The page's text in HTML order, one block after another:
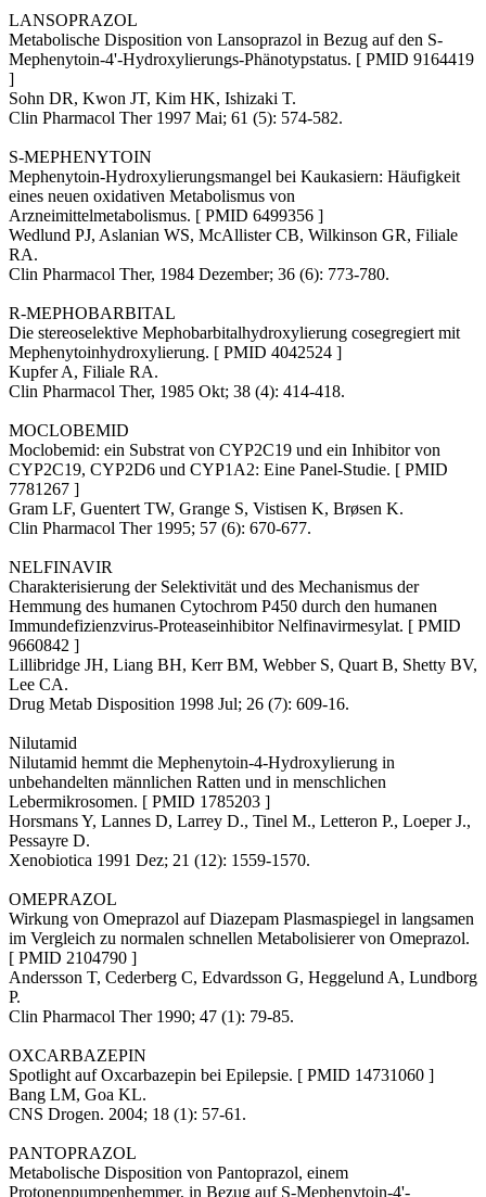
LANSOPRAZOL
Metabolische Disposition von Lansoprazol in Bezug auf den S-
Mephenytoin-4'-Hydroxylierungs-Phänotypstatus. [ PMID 9164419
]
Sohn DR, Kwon JT, Kim HK, Ishizaki T.
Clin Pharmacol Ther 1997 Mai; 61 (5): 574-582.
S-MEPHENYTOIN
Mephenytoin-Hydroxylierungsmangel bei Kaukasiern: Häufigkeit
eines neuen oxidativen Metabolismus von
Arzneimittelmetabolismus. [ PMID 6499356 ]
Wedlund PJ, Aslanian WS, McAllister CB, Wilkinson GR, Filiale
RA.
Clin Pharmacol Ther, 1984 Dezember; 36 (6): 773-780.
R-MEPHOBARBITAL
Die stereoselektive Mephobarbitalhydroxylierung cosegregiert mit
Mephenytoinhydroxylierung. [ PMID 4042524 ]
Kupfer A, Filiale RA.
Clin Pharmacol Ther, 1985 Okt; 38 (4): 414-418.
MOCLOBEMID
Moclobemid: ein Substrat von CYP2C19 und ein Inhibitor von
CYP2C19, CYP2D6 und CYP1A2: Eine Panel-Studie. [ PMID
7781267 ]
Gram LF, Guentert TW, Grange S, Vistisen K, Brøsen K.
Clin Pharmacol Ther 1995; 57 (6): 670-677.
NELFINAVIR
Charakterisierung der Selektivität und des Mechanismus der
Hemmung des humanen Cytochrom P450 durch den humanen
Immundefizienzvirus-Proteaseinhibitor Nelfinavirmesylat. [ PMID
9660842 ]
Lillibridge JH, Liang BH, Kerr BM, Webber S, Quart B, Shetty BV,
Lee CA.
Drug Metab Disposition 1998 Jul; 26 (7): 609-16.
Nilutamid
Nilutamid hemmt die Mephenytoin-4-Hydroxylierung in
unbehandelten männlichen Ratten und in menschlichen
Lebermikrosomen. [ PMID 1785203 ]
Horsmans Y, Lannes D, Larrey D., Tinel M., Letteron P., Loeper J.,
Pessayre D.
Xenobiotica 1991 Dez; 21 (12): 1559-1570.
OMEPRAZOL
Wirkung von Omeprazol auf Diazepam Plasmaspiegel in langsamen
im Vergleich zu normalen schnellen Metabolisierer von Omeprazol.
[ PMID 2104790 ]
Andersson T, Cederberg C, Edvardsson G, Heggelund A, Lundborg
P.
Clin Pharmacol Ther 1990; 47 (1): 79-85.
OXCARBAZEPIN
Spotlight auf Oxcarbazepin bei Epilepsie. [ PMID 14731060 ]
Bang LM, Goa KL.
CNS Drogen. 2004; 18 (1): 57-61.
PANTOPRAZOL
Metabolische Disposition von Pantoprazol, einem
Protonenpumpenhemmer, in Bezug auf S-Mephenytoin-4'-